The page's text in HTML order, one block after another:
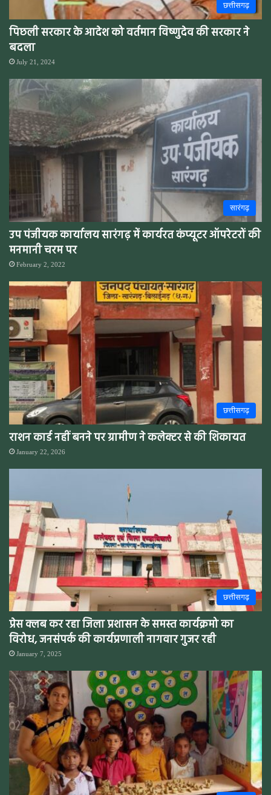
छत्तीसगढ़
पिछली सरकार के आदेश को वर्तमान विष्णुदेव की सरकार ने
बदला
July 21, 2024
सारंगढ़
उप पंजीयक कार्यालय सारंगढ़ में कार्यरत कंप्यूटर ऑपरेटरों की
मनमानी चरम पर
February 2, 2022
छत्तीसगढ़
राशन कार्ड नहीं बनने पर ग्रामीण ने कलेक्टर से की शिकायत
January 22, 2026
छत्तीसगढ़
प्रेस क्लब कर रहा जिला प्रशासन के समस्त कार्यक्रमो का
विरोध, जनसंपर्क की कार्यप्रणाली नागवार गुजर रही
January 7, 2025